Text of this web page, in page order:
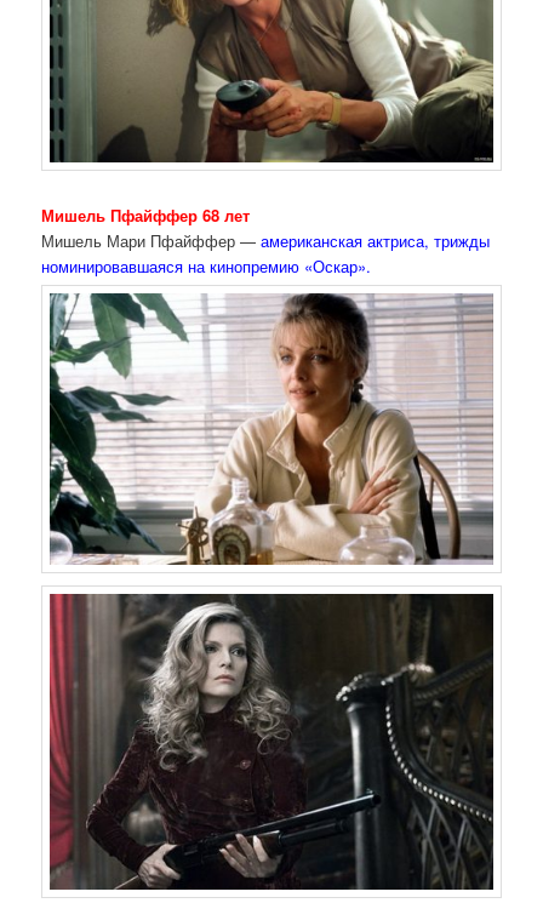
Мишель Пфайффер 68 лет
Мишель Мари Пфайффер —американская актриса, трижды
номинировавшаяся на кинопремию «Оскар».